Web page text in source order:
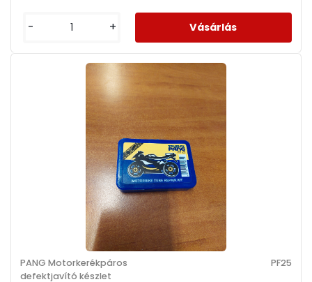
- +
PANG Motorkerékpáros
defektjavító készlet
PF25